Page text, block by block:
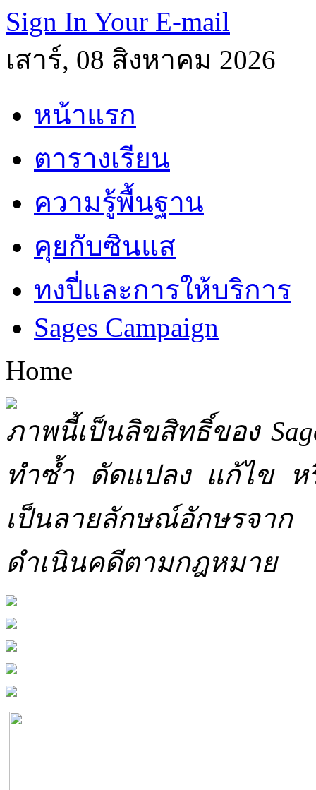
Sign In Your E-mail
เสาร์, 08 สิงหาคม 2026
หน้าแรก
ตารางเรียน
ความรู้พื้นฐาน
คุยกับซินแส
ทงปี่และการให้บริการ
Sages Campaign
Home
ภาพนี้เป็นลิขสิทธิ์ของ
ทำซ้ำ ดัดแปลง แก้ไข ห
เป็นลายลักษณ์อักษรจาก
ดำเนินคดีตามกฎหมาย